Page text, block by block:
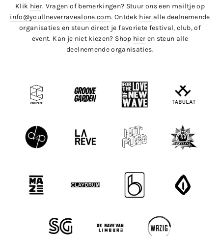
Klik hier. Vragen of bemerkingen? Stuur ons een mailtje op
info@youllneverravealone.com. Ontdek hier alle deelnemende
organisaties en steun direct je favoriete festival, club, of
event. Kan je niet kiezen? Shop hier en steun alle
deelnemende organisaties.